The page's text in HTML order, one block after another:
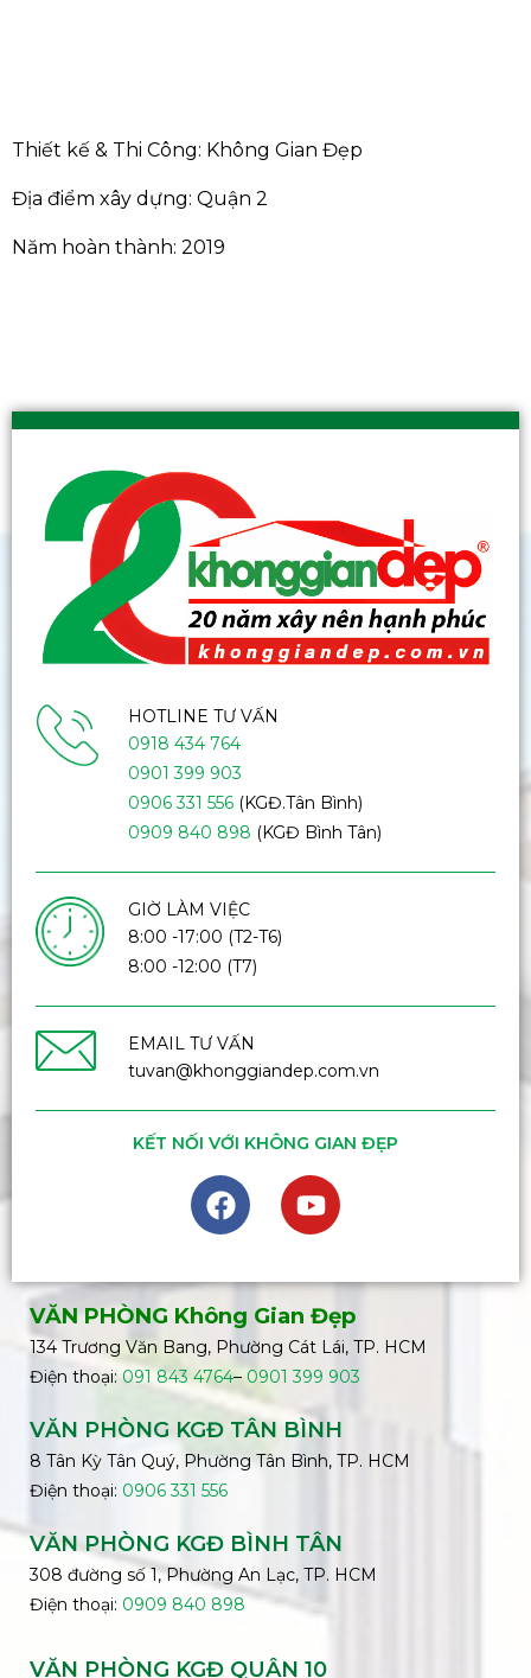
Thiết kế & Thi Công: Không Gian Đẹp
Địa điểm xây dựng: Quận 2
Năm hoàn thành: 2019
HOTLINE TƯ VẤN
0918 434 764
0901 399 903
0906 331 556(KGĐ.Tân Bình)
0909 840 898 (KGĐ Bình Tân)
GIỜ LÀM VIỆC
8:00 -17:00 (T2-T6)
8:00 -12:00 (T7)
EMAIL TƯ VẤN
tuvan@khonggiandep.com.vn
KẾT NỐI VỚI KHÔNG GIAN ĐẸP
VĂN PHÒNG Không Gian Đẹp
134 Trương Văn Bang, Phường Cát Lái, TP. HCM
Điện thoại: 091 843 4764– 0901 399 903
VĂN PHÒNG KGĐ TÂN BÌNH
8 Tân Kỳ Tân Quý, Phường Tân Bình, TP. HCM
Điện thoại: 0906 331 556
VĂN PHÒNG KGĐ BÌNH TÂN
308 đường số 1, Phường An Lạc, TP. HCM
Điện thoại: 0909 840 898
VĂN PHÒNG KGĐ QUẬN 10